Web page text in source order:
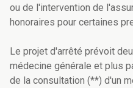
ou de l'intervention de
honoraires pour certaines
Le projet d'arrêté prévoit
médecine générale et plus
de la consultation (**) d'un